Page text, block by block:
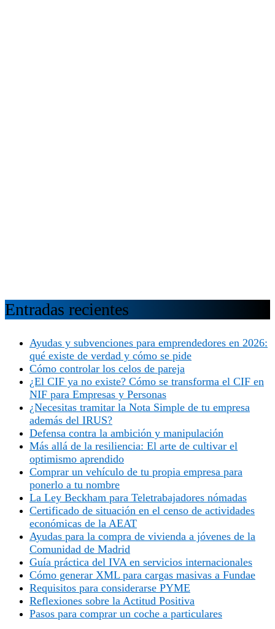
Entradas recientes
Ayudas y subvenciones para emprendedores en 2026:
qué existe de verdad y cómo se pide
Cómo controlar los celos de pareja
¿El CIF ya no existe? Cómo se transforma el CIF en
NIF para Empresas y Personas
¿Necesitas tramitar la Nota Simple de tu empresa
además del IRUS?
Defensa contra la ambición y manipulación
Más allá de la resiliencia: El arte de cultivar el
optimismo aprendido
Comprar un vehículo de tu propia empresa para
ponerlo a tu nombre
La Ley Beckham para Teletrabajadores nómadas
Certificado de situación en el censo de actividades
económicas de la AEAT
Ayudas para la compra de vivienda a jóvenes de la
Comunidad de Madrid
Guía práctica del IVA en servicios internacionales
Cómo generar XML para cargas masivas a Fundae
Requisitos para considerarse PYME
Reflexiones sobre la Actitud Positiva
Pasos para comprar un coche a particulares